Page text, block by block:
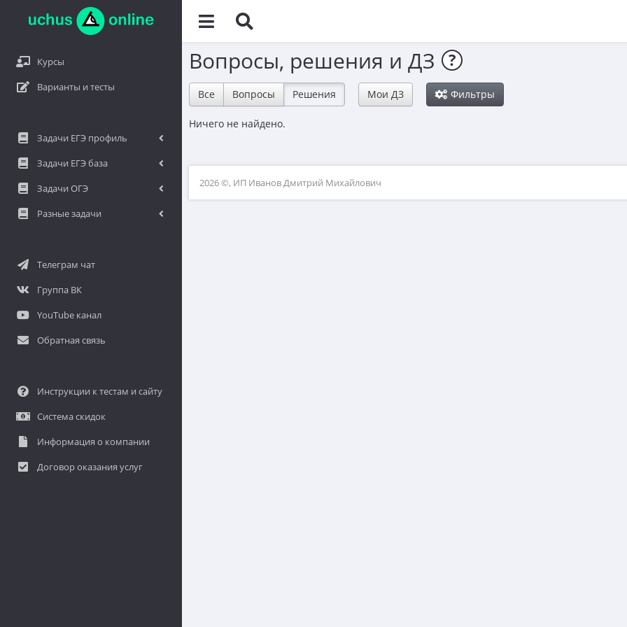
Курсы
Варианты и тесты
Задачи ЕГЭ профиль
Задачи ЕГЭ база
Задачи ОГЭ
Разные задачи
Телеграм чат
Группа ВК
YouTube канал
Обратная связь
Инструкции к тестам и сайту
Система скидок
Информация о компании
Договор оказания услуг
Вопросы, решения и ДЗ ?
Все Вопросы Решения Мои ДЗ Фильтры
Ничего не найдено.
2026 ©, ИП Иванов Дмитрий Михайлович